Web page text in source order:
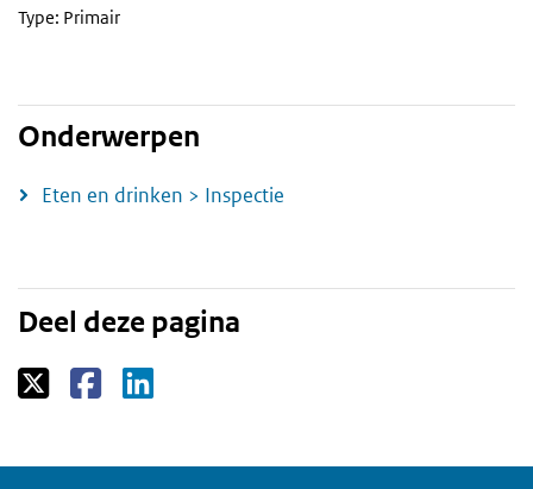
Type: Primair
Onderwerpen
Eten en drinken > Inspectie
Deel deze pagina